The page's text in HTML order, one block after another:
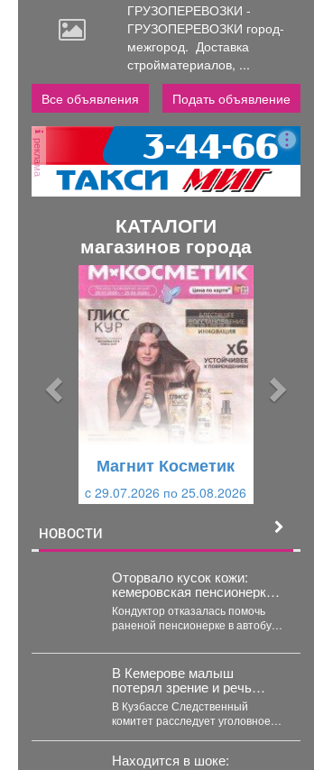
ГРУЗОПЕРЕВОЗКИ -
ГРУЗОПЕРЕВОЗКИ город-
межгород. Доставка
стройматериалов, ...
Все объявления
Подать объявление
реклама
КАТАЛОГИ
магазинов города
Магнит Косметик
c 29.07.2026 по 25.08.2026
НОВОСТИ
Оторвало кусок кожи:
кемеровская пенсионерка
истекала кровью в
автобусе
Кондуктор отказалась помочь
раненой пенсионерке в автобусе
заинтересовались СК РФ.
Следственный комитет...
В Кемерове малыш
потерял зрение и речь
после комы: СК РФ ищет
виновных в искалеченном
детстве
В Кузбассе Следственный
комитет расследует уголовное
двухлетнему мальчику....
Находится в шоке: